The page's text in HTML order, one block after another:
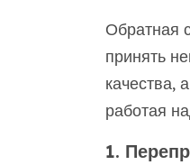
Обратная
принять
качества,
работая
1.